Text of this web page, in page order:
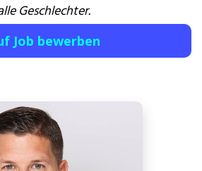
Geschlechter.
Job bewerben